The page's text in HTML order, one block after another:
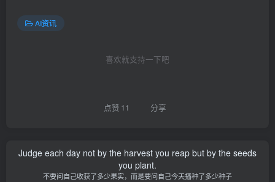
AI资讯
喜欢就支持一下吧
点赞 11 分享
Judge each day not by the harvest you reap but by the seeds
you plant.
不要问自己收获了多少果实，而是要问自己今天播种了多少种子